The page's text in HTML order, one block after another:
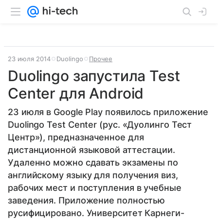
23 июля 2014 Duolingo Прочее
Duolingo запустила Test
Center для Android
23 июля в Google Play появилось приложение
Duolingo Test Center (рус. «Дуолинго Тест
Центр»), предназначенное для
дистанционной языковой аттестации.
Удаленно можно сдавать экзамены по
английскому языку для получения виз,
рабочих мест и поступления в учебные
заведения. Приложение полностью
русифицировано. Университет Карнеги-